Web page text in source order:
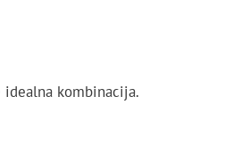
kombinacija.